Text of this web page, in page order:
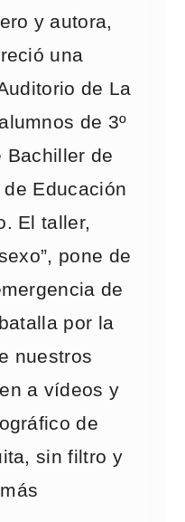
y autora,
una
de La
de 3º
Bachiller de
Educación
El taller,
pone de
de
por la
nuestros
a vídeos y
de
sin filtro y